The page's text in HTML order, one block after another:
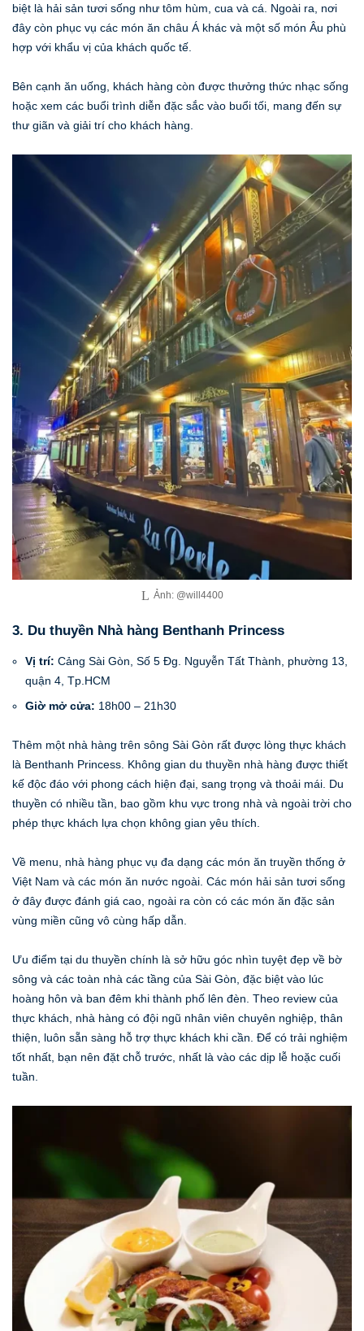
biệt là hải sản tươi sống như tôm hùm, cua và cá. Ngoài ra, nơi
đây còn phục vụ các món ăn châu Á khác và một số món Âu phù
hợp với khẩu vị của khách quốc tế.
Bên cạnh ăn uống, khách hàng còn được thưởng thức nhạc sống
hoặc xem các buổi trình diễn đặc sắc vào buổi tối, mang đến sự
thư giãn và giải trí cho khách hàng.
Ảnh: @will4400
3. Du thuyền Nhà hàng Benthanh Princess
Vị trí: Cảng Sài Gòn, Số 5 Đg. Nguyễn Tất Thành, phường 13,
quận 4, Tp.HCM
Giờ mở cửa: 18h00 – 21h30
Thêm một nhà hàng trên sông Sài Gòn rất được lòng thực khách
là Benthanh Princess. Không gian du thuyền nhà hàng được thiết
kế độc đáo với phong cách hiện đại, sang trọng và thoải mái. Du
thuyền có nhiều tần, bao gồm khu vực trong nhà và ngoài trời cho
phép thực khách lựa chọn không gian yêu thích.
Về menu, nhà hàng phục vụ đa dạng các món ăn truyền thống ở
Việt Nam và các món ăn nước ngoài. Các món hải sản tươi sống
ở đây được đánh giá cao, ngoài ra còn có các món ăn đặc sản
vùng miền cũng vô cùng hấp dẫn.
Ưu điểm tại du thuyền chính là sở hữu góc nhìn tuyệt đẹp về bờ
sông và các toàn nhà các tầng của Sài Gòn, đặc biệt vào lúc
hoàng hôn và ban đêm khi thành phố lên đèn. Theo review của
thực khách, nhà hàng có đội ngũ nhân viên chuyên nghiệp, thân
thiện, luôn sẵn sàng hỗ trợ thực khách khi cần. Để có trải nghiệm
tốt nhất, bạn nên đặt chỗ trước, nhất là vào các dịp lễ hoặc cuối
tuần.